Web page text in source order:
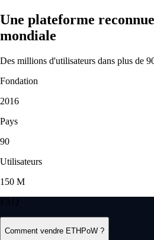
Une plateforme
mondiale
Des millions d'utilisateurs dans plus de
Fondation
2016
Pays
90
Utilisateurs
150 M
FAQ
Comment vendre ETHPoW ?